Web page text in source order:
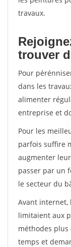
travaux.
trouver
Pour
dans les
alimenter
entreprise et
Pour les
parfois suffire
augmenter
passer par un
le secteur du
Avant internet,
limitaient aux
méthodes
temps et